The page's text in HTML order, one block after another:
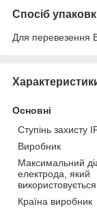
Спосіб
Для перевезення
Основні
Ступінь захисту
Виробник
Максимальний
електрода, який
використовується
Країна виробник